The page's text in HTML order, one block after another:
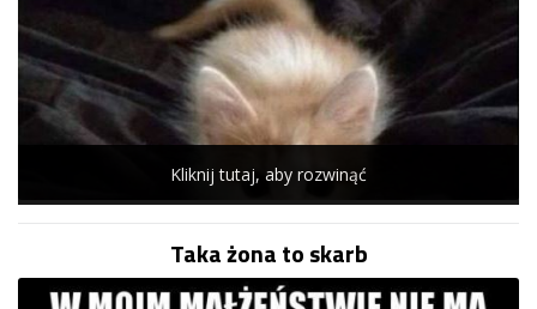
Kliknij tutaj, aby rozwinąć
Taka żona to skarb